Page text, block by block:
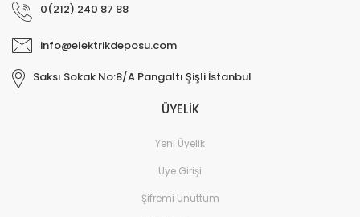
0(212) 240 87 88
info@elektrikdeposu.com
Saksı Sokak No:8/A Pangaltı Şişli İstanbul
ÜYELİK
Yeni Üyelik
Üye Girişi
Şifremi Unuttum